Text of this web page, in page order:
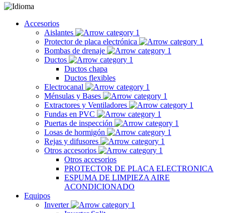
Accesorios
Aislantes
Protector de placa electrónica
Bombas de drenaje
Ductos
Ductos chapa
Ductos flexibles
Electrocanal
Ménsulas y Bases
Extractores y Ventiladores
Fundas en PVC
Puertas de inspección
Losas de hormigón
Rejas y difusores
Otros accesorios
Otros accesorios
PROTECTOR DE PLACA ELECTRONICA
ESPUMA DE LIMPIEZA AIRE
ACONDICIONADO
Equipos
Inverter